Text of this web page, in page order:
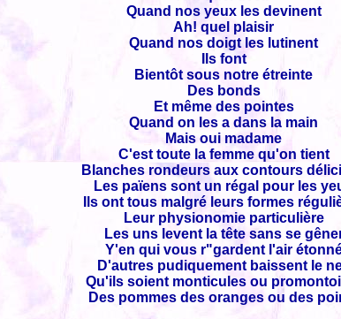
Quand nos yeux les devinent
Ah! quel plaisir
Quand nos doigt les lutinent
Ils font
Bientôt sous notre étreinte
Des bonds
Et même des pointes
Quand on les a dans la main
Mais oui madame
C'est toute la femme qu'on tient
Blanches rondeurs aux contours
Les païens sont un régal pour les
Ils ont tous malgré leurs formes
Leur physionomie particulière
Les uns levent la tête sans se
Y'en qui vous r"gardent l'air
D'autres pudiquement baissent le
Qu'ils soient monticules ou
Des pommes des oranges ou des